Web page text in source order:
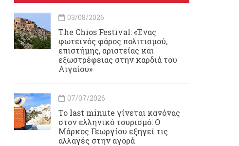
03/08/2026
Τhe Chios Festival: «Ένας
φωτεινός φάρος πολιτισμού,
επιστήμης, αριστείας και
εξωστρέφειας στην καρδιά του
Αιγαίου»
07/07/2026
Το last minute γίνεται κανόνας
στον ελληνικό τουρισμό: Ο
Μάρκος Γεωργίου εξηγεί τις
αλλαγές στην αγορά